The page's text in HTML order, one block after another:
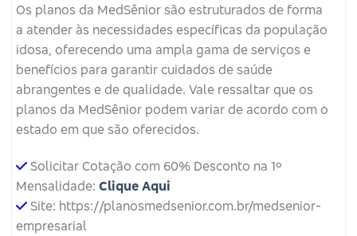
Os planos da MedSênior são estruturados de forma
a atender às necessidades específicas da população
idosa, oferecendo uma ampla gama de serviços e
benefícios para garantir cuidados de saúde
abrangentes e de qualidade. Vale ressaltar que os
planos da MedSênior podem variar de acordo com o
estado em que são oferecidos.
Solicitar Cotação com 60% Desconto na 1º
Mensalidade: Clique Aqui
Site: https://planosmedsenior.com.br/medsenior-
empresarial